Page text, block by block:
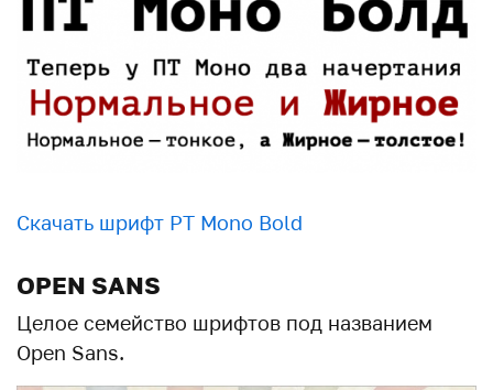
Скачать шрифт PT Mono Bold
OPEN SANS
Целое семейство шрифтов под названием
Open Sans.